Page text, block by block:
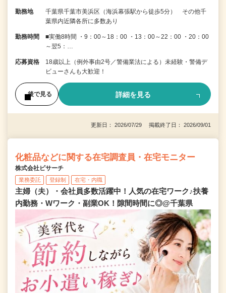
勤務地
千葉県千葉市美浜区（海浜幕張駅から徒歩5分） その他千
葉県内近隣各所に多数あり
勤務時間
■実働8時間 ・9：00～18：00 ・13：00～22：00 ・20：00
～翌5：…
応募資格
18歳以上（例外事由2号／警備業法による）未経験・警備デ
ビューさんも大歓迎！
後で見る 詳細を見る
更新日： 2026/07/29 掲載終了日： 2026/09/01
化粧品などに関する在宅調査員・在宅モニター
株式会社ビサーチ
業務委託 登録制 在宅・内職
主婦（夫）・会社員多数活躍中！人気の在宅ワーク♪扶養
内勤務・Wワーク・副業OK！隙間時間に◎@千葉県